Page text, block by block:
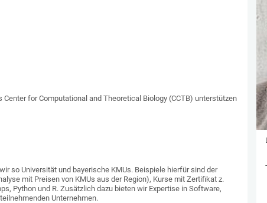
for Computational and Theoretical Biology (CCTB) unterstützen
so Universität und bayerische KMUs. Beispiele hierfür sind der
mit Preisen von KMUs aus der Region), Kurse mit Zertifikat z.
Python und R. Zusätzlich dazu bieten wir Expertise in Software,
Unternehmen.